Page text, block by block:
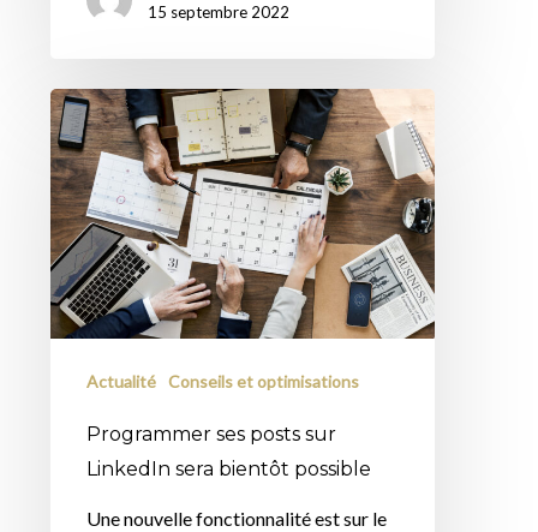
15 septembre 2022
Programmer
ses
posts
sur
LinkedIn
sera
bientôt
Actualité Conseils et optimisations
Programmer ses posts sur
LinkedIn sera bientôt possible
Une nouvelle fonctionnalité est sur le